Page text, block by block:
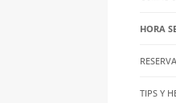
HORA
TIPS Y